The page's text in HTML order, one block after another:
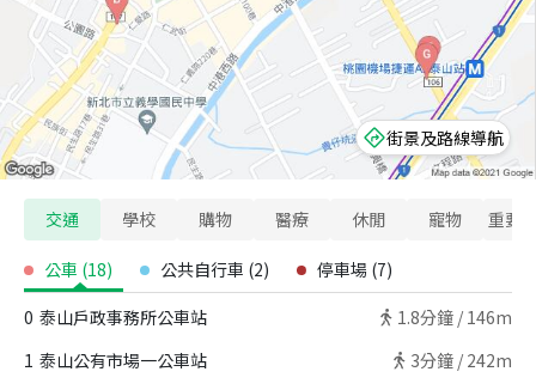
街景及路線導航
交通 學校 購物 醫療 休閒 寵物 重要
公車 (18) 公共自行車 (2) 停車場 (7)
0 泰山戶政事務所公車站 1.8分鐘 / 146m
1 泰山公有市場一公車站 3分鐘 / 242m